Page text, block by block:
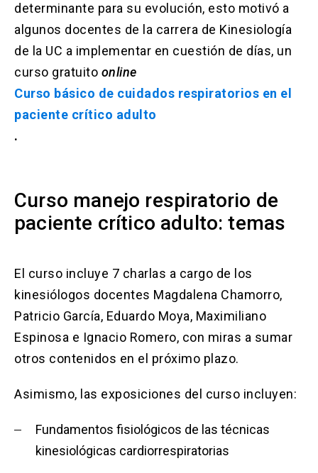
determinante para su evolución, esto motivó a
algunos docentes de la carrera de Kinesiología
de la UC a implementar en cuestión de días, un
curso gratuito online
Curso básico de cuidados respiratorios en el
paciente crítico adulto
.
Curso manejo respiratorio de
paciente crítico adulto: temas
El curso incluye 7 charlas a cargo de los
kinesiólogos docentes Magdalena Chamorro,
Patricio García, Eduardo Moya, Maximiliano
Espinosa e Ignacio Romero, con miras a sumar
otros contenidos en el próximo plazo.
Asimismo, las exposiciones del curso incluyen:
Fundamentos fisiológicos de las técnicas
kinesiológicas cardiorrespiratorias